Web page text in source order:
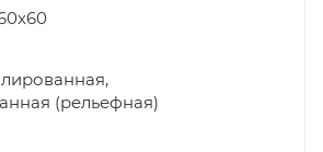
(рельефная)